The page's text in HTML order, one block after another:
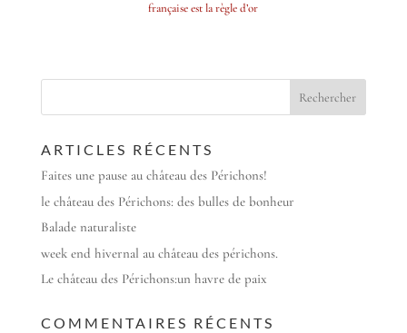
française est la règle d’or
ARTICLES RÉCENTS
Faites une pause au château des Périchons!
le château des Périchons: des bulles de bonheur
Balade naturaliste
week end hivernal au château des périchons.
Le château des Périchons:un havre de paix
COMMENTAIRES RÉCENTS